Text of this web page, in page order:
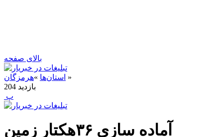
بالای صفحه
استان‌ها »هرمزگان
»
204 بازدید
‍ پ
آماده سازی ۳۶هکتار زمین